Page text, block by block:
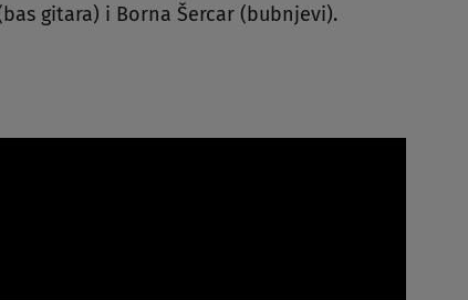
gitara) i Borna Šercar (bubnjevi).